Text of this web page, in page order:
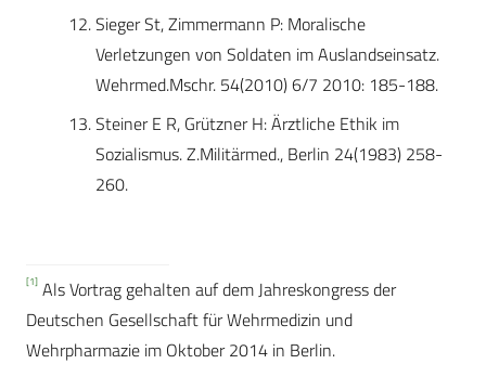
Sieger St, Zimmermann P: Moralische
Verletzungen von Soldaten im Auslandseinsatz.
Wehrmed.Mschr. 54(2010) 6/7 2010: 185-188.
Steiner E R, Grützner H: Ärztliche Ethik im
Sozialismus. Z.Militärmed., Berlin 24(1983) 258-
260.
[1] Als Vortrag gehalten auf dem Jahreskongress der
Deutschen Gesellschaft für Wehrmedizin und
Wehrpharmazie im Oktober 2014 in Berlin.